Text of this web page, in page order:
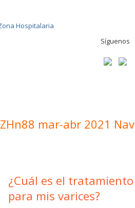
Síguenos
ZHn88 mar-abr 2021
¿Cuál es el
para mis varices?